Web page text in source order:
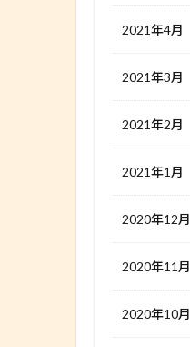
2021年4月
2021年3月
2021年2月
2021年1月
2020年12月
2020年11月
2020年10月